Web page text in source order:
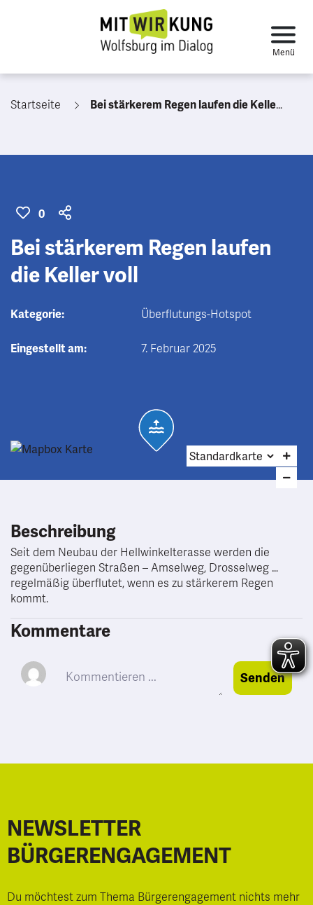
Startseite Bei stärkerem Regen laufen die Keller voll
0
Bei stärkerem Regen laufen
die Keller voll
Kategorie: Überflutungs-Hotspot
Eingestellt am: 7. Februar 2025
Beschreibung
Seit dem Neubau der Hellwinkelterasse werden die
gegenüberliegen Straßen – Amselweg, Drosselweg …
regelmäßig überflutet, wenn es zu stärkerem Regen
kommt.
Kommentare
Senden
NEWSLETTER
BÜRGERENGAGEMENT
Du möchtest zum Thema Bürgerengagement nichts mehr